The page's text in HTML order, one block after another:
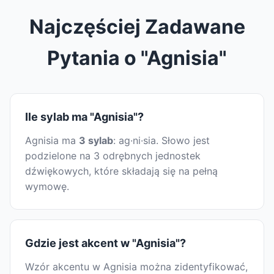
Najczęściej Zadawane
Pytania o "Agnisia"
Ile sylab ma "Agnisia"?
Agnisia ma 3 sylab: ag·ni·sia. Słowo jest
podzielone na 3 odrębnych jednostek
dźwiękowych, które składają się na pełną
wymowę.
Gdzie jest akcent w "Agnisia"?
Wzór akcentu w Agnisia można zidentyfikować,